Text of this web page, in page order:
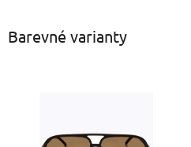
Barevné varianty